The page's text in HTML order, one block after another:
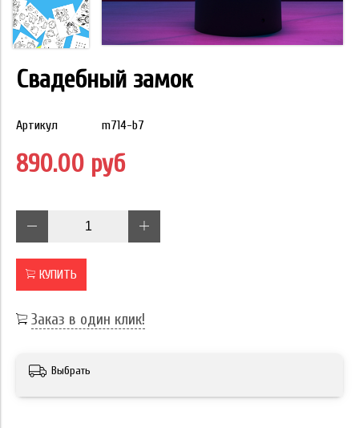
Свадебный замок
Артикул m714-b7
890.00 руб
КУПИТЬ
Заказ в один клик!
Выбрать